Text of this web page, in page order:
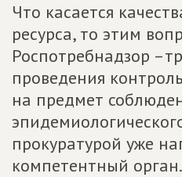
Что касается
ресурса, то этим
Роспотребнадзор
проведения
на предмет
прокуратурой уже
компетентный орган.